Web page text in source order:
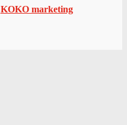
KOKO marketing